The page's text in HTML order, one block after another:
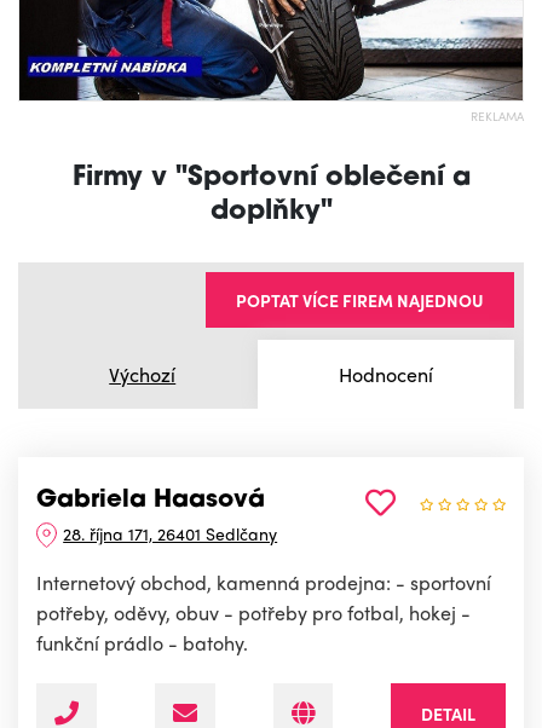
REKLAMA
Firmy v "Sportovní oblečení a
doplňky"
Výchozí Hodnocení
POPTAT VÍCE FIREM NAJEDNOU
Gabriela Haasová
28. října 171, 26401 Sedlčany
Internetový obchod, kamenná prodejna: - sportovní
potřeby, oděvy, obuv - potřeby pro fotbal, hokej -
funkční prádlo - batohy.
DETAIL